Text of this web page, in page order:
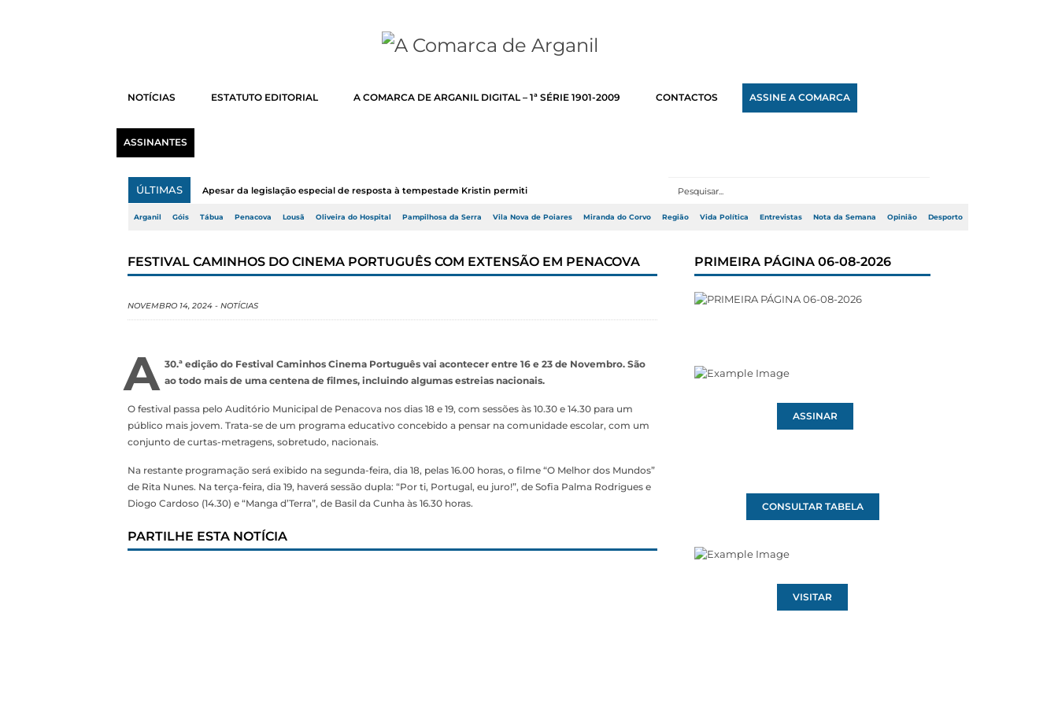
NOTÍCIAS ESTATUTO EDITORIAL A COMARCA DE ARGANIL DIGITAL – 1ª SÉRIE 1901-2009 CONTACTOS ASSINE A COMARCA
ASSINANTES
ÚLTIMAS Apesar da legislação especial de resposta à tempestade Kristin permitir a adj...
Arganil Góis Tábua Penacova Lousã Oliveira do Hospital Pampilhosa da Serra Vila Nova de Poiares Miranda do Corvo Região Vida Política Entrevistas Nota da Semana Opinião Desporto
FESTIVAL CAMINHOS DO CINEMA PORTUGUÊS COM EXTENSÃO EM PENACOVA
NOVEMBRO 14, 2024 - NOTÍCIAS
A 30.ª edição do Festival Caminhos Cinema Português vai acontecer entre 16 e 23 de Novembro. São
ao todo mais de uma centena de filmes, incluindo algumas estreias nacionais.
O festival passa pelo Auditório Municipal de Penacova nos dias 18 e 19, com sessões às 10.30 e 14.30 para um
público mais jovem. Trata-se de um programa educativo concebido a pensar na comunidade escolar, com um
conjunto de curtas-metragens, sobretudo, nacionais.
Na restante programação será exibido na segunda-feira, dia 18, pelas 16.00 horas, o filme “O Melhor dos Mundos”
de Rita Nunes. Na terça-feira, dia 19, haverá sessão dupla: “Por ti, Portugal, eu juro!”, de Sofia Palma Rodrigues e
Diogo Cardoso (14.30) e “Manga d’Terra”, de Basil da Cunha às 16.30 horas.
PARTILHE ESTA NOTÍCIA
PRIMEIRA PÁGINA 06-08-2026
ASSINAR
CONSULTAR TABELA
VISITAR